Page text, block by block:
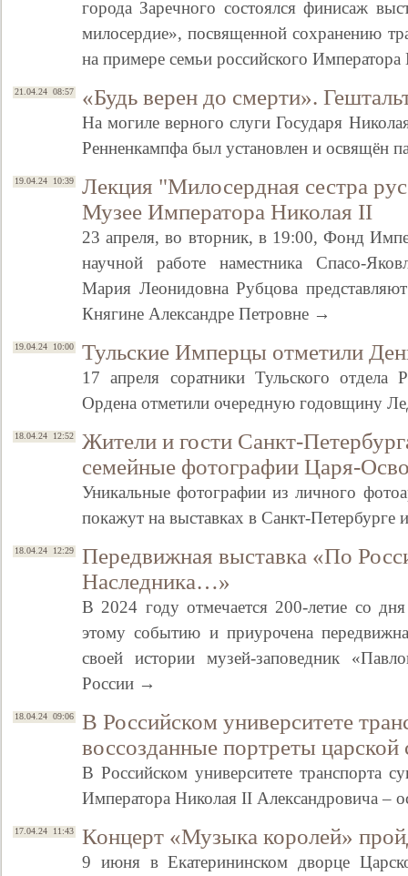
города Заречного состоялся финисаж
милосердие», посвященной сохранению
на примере семьи российского
21.04.24 08:57 «Будь верен до смерти».
На могиле верного слуги Государя
Ренненкампфа был установлен и освящён
19.04.24 10:39
Лекция "Милосердная сестра
Музее Императора Николая II
23 апреля, во вторник, в 19:00, Фонд
научной работе наместника Спасо-
Мария Леонидовна Рубцова
Княгине Александре Петровне →
19.04.24 10:00 Тульские Имперцы отметили
17 апреля соратники Тульского отдела
Ордена отметили очередную годовщину
18.04.24 12:52
Жители и гости Санкт-
семейные фотографии Царя-
Уникальные фотографии из личного
покажут на выставках в Санкт-
18.04.24 12:29
Передвижная выставка «По
Наследника…»
В 2024 году отмечается 200-летие со
этому событию и приурочена
своей истории музей-заповедник
России →
18.04.24 09:06
В Российском университете
воссозданные портреты царской
В Российском университете транспорта
Императора Николая II Александровича
17.04.24 11:43 Концерт «Музыка королей»
9 июня в Екатерининском дворце